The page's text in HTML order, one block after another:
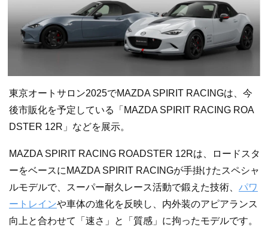
東京オートサロン2025でMAZDA SPIRIT RACINGは、今
後市販化を予定している「MAZDA SPIRIT RACING ROA
DSTER 12R」などを展示。
MAZDA SPIRIT RACING ROADSTER 12Rは、ロードスタ
ーをベースにMAZDA SPIRIT RACINGが手掛けたスペシャ
ルモデルで、スーパー耐久レース活動で鍛えた技術、 パワ
ートレインや車体の進化を反映し、内外装のアピアランス
向上と合わせて「速さ」と「質感」に拘ったモデルです。